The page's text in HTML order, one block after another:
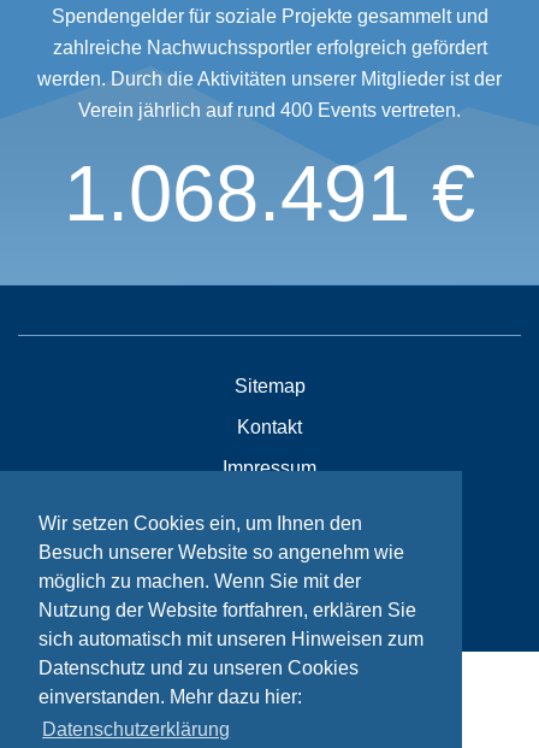
Wir setzen Cookies ein, um Ihnen den
Besuch unserer Website so angenehm wie
möglich zu machen. Wenn Sie mit der
Nutzung der Website fortfahren, erklären Sie
sich automatisch mit unseren Hinweisen zum
Datenschutz und zu unseren Cookies
einverstanden. Mehr dazu hier:
Datenschutzerklärung
Spendengelder für soziale Projekte gesammelt und
zahlreiche Nachwuchssportler erfolgreich gefördert
werden. Durch die Aktivitäten unserer Mitglieder ist der
Verein jährlich auf rund 400 Events vertreten.
1.068.491 €
Sitemap
Kontakt
Impressum
© Bikeaid 2026